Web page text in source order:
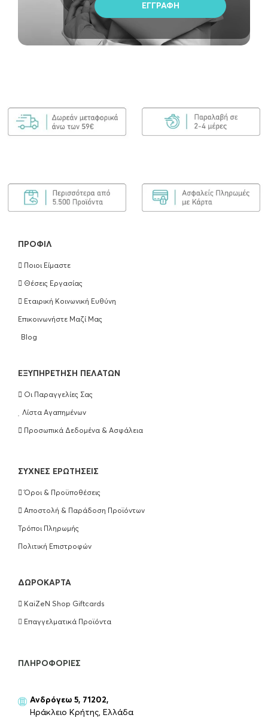
ΠΡΟΦΊΛ
Ποιοι Είμαστε
Θέσεις Εργασίας
Εταιρική Κοινωνική Ευθύνη
Επικοινωνήστε Μαζί Μας
Blog
EΞΥΠΗΡΈΤΗΣΗ ΠΕΛΑΤΏΝ
Οι Παραγγελίες Σας
Λίστα Αγαπημένων
Προσωπικά Δεδομένα & Ασφάλεια
ΣΥΧΝΈΣ ΕΡΩΤΉΣΕΙΣ
Όροι & Προϋποθέσεις
Αποστολή & Παράδοση Προϊόντων
Τρόποι Πληρωμής
Πολιτική Επιστροφών
ΔΩΡΟΚΆΡΤΑ
KaiZeN Shop Giftcards
Επαγγελματικά Προϊόντα
ΠΛΗΡΟΦΟΡΊΕΣ
Ανδρόγεω 5, 71202,
Ηράκλειο Κρήτης, Ελλάδα